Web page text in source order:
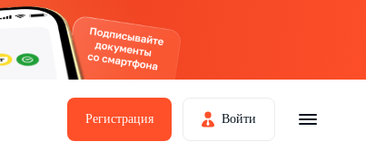
Регистрация Войти